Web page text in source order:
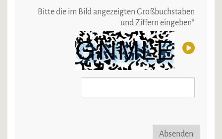
Bitte die im Bild angezeigten Großbuchstaben
und Ziffern eingeben*
Absenden